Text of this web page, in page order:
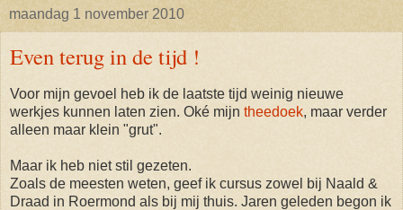
maandag 1 november 2010
Even terug in de tijd !
Voor mijn gevoel heb ik de laatste tijd weinig nieuwe
werkjes kunnen laten zien. Oké mijn theedoek, maar verder
alleen maar klein "grut".
Maar ik heb niet stil gezeten.
Zoals de meesten weten, geef ik cursus zowel bij Naald &
Draad in Roermond als bij mij thuis. Jaren geleden begon ik